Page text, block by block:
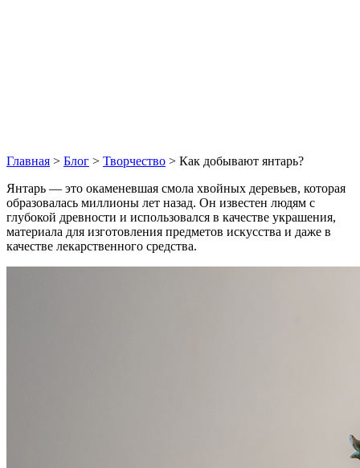
Главная > Блог > Творчество > Как добывают янтарь?
Янтарь — это окаменевшая смола хвойных деревьев, которая
образовалась миллионы лет назад. Он известен людям с
глубокой древности и использовался в качестве украшения,
материала для изготовления предметов искусства и даже в
качестве лекарственного средства.